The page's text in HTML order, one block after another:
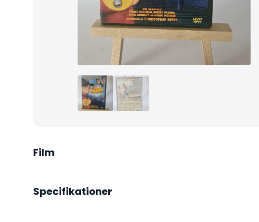
Film
Specifikationer